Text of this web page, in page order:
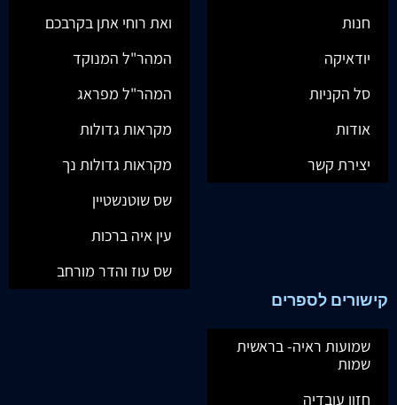
חנות
יודאיקה
סל הקניות
אודות
יצירת קשר
ואת רוחי אתן בקרבכם
המהר"ל המנוקד
המהר"ל מפראג
מקראות גדולות
מקראות גדולות נך
שס שוטנשטיין
עין איה ברכות
שס עוז והדר מורחב
קישורים לספרים
שמועות ראיה- בראשית
שמות
חזון עובדיה